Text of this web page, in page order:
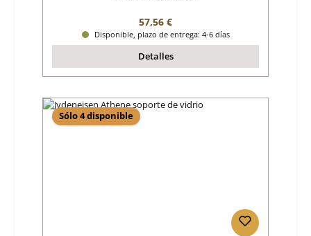
Precio normal:
57,56 €
Disponible, plazo de entrega: 4-6 días
Detalles
Sólo 4 disponible